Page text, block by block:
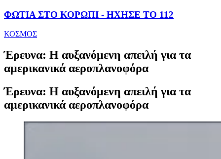
ΦΩΤΙΑ ΣΤΟ ΚΟΡΩΠΙ - ΗΧΗΣΕ ΤΟ 112
ΚΟΣΜΟΣ
Έρευνα: Η αυξανόμενη απειλή για τα
αμερικανικά αεροπλανοφόρα
Έρευνα: Η αυξανόμενη απειλή για τα
αμερικανικά αεροπλανοφόρα